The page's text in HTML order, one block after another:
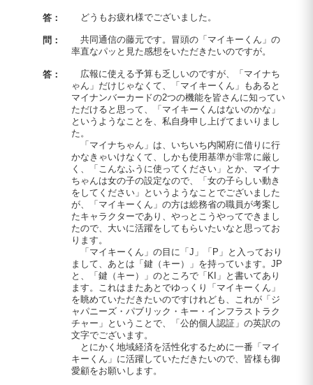
答： どうもお疲れ様でございました。
問：
共同通信の藤元です。冒頭の「マイキーくん」の
率直なパッと見た感想をいただきたいのですが。
答：
広報に使える予算も乏しいのですが、「マイナち
ゃん」だけじゃなくて、「マイキーくん」もあると
マイナンバーカードの2つの機能を皆さんに知ってい
ただけると思って、「マイキーくんはないのかな」
というようなことを、私自身申し上げてまいりまし
た。
「マイナちゃん」は、いちいち内閣府に借りに行
かなきゃいけなくて、しかも使用基準が非常に厳し
く、「こんなふうに使ってください」とか、マイナ
ちゃんは女の子の設定なので、「女の子らしい動き
をしてください」というようなことでございました
が、「マイキーくん」の方は総務省の職員が考案し
たキャラクターであり、やっとこうやってできまし
たので、大いに活躍をしてもらいたいなと思ってお
ります。
「マイキーくん」の目に「J」「P」と入っており
まして、あとは「鍵（キー）」を持っています。JP
と、「鍵（キー）」のところで「KI」と書いてあり
ます。これはまたあとでゆっくり「マイキーくん」
を眺めていただきたいのですけれども、これが「ジ
ャパニーズ・パブリック・キー・インフラストラク
チャー」ということで、「公的個人認証」の英訳の
文字でございます。
とにかく地域経済を活性化するために一番「マイ
キーくん」に活躍していただきたいので、皆様も御
愛顧をお願いします。